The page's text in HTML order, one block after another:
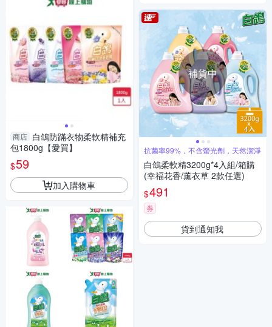
商店 白鴿防蹣衣物柔軟精補充
包1800g【愛買】
$59
加入購物車
補貨中
抗菌率99%，不含螢光劑，天然潔淨
白鴿柔軟精3200g*4入組/箱購
(幸福花香/薰衣草 2款任選)
$491
券
貨到通知我